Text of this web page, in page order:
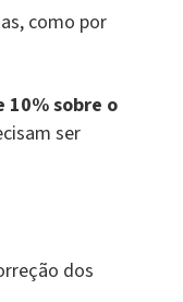
como por
10% sobre o
ser
dos